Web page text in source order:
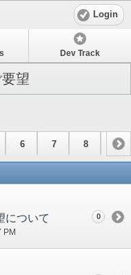
Login
Dev Track
望
6 7 8 9
について
PM
0